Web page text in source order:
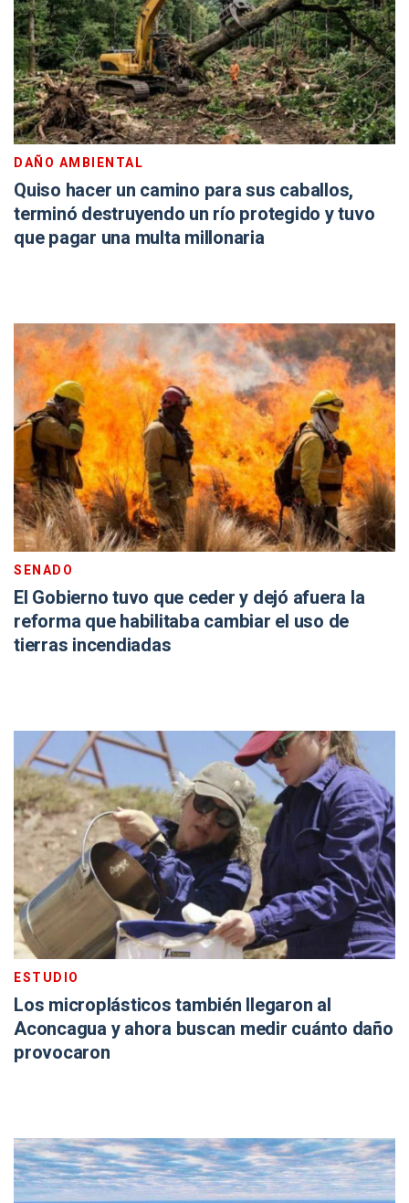
DAÑO AMBIENTAL
Quiso hacer un camino para sus caballos,
terminó destruyendo un río protegido y tuvo
que pagar una multa millonaria
SENADO
El Gobierno tuvo que ceder y dejó afuera la
reforma que habilitaba cambiar el uso de
tierras incendiadas
ESTUDIO
Los microplásticos también llegaron al
Aconcagua y ahora buscan medir cuánto daño
provocaron